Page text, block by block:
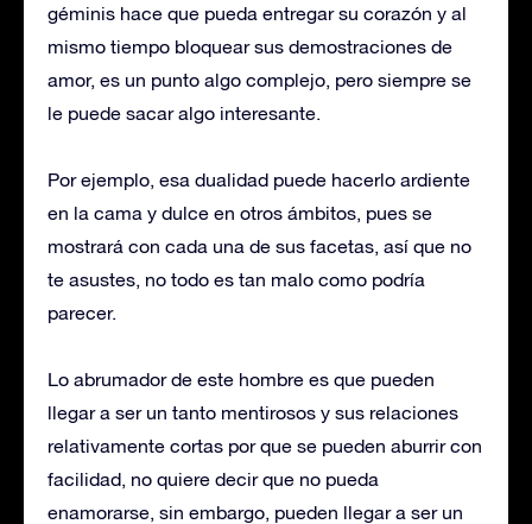
géminis hace que pueda entregar su corazón y al
mismo tiempo bloquear sus demostraciones de
amor, es un punto algo complejo, pero siempre se
le puede sacar algo interesante.
Por ejemplo, esa dualidad puede hacerlo ardiente
en la cama y dulce en otros ámbitos, pues se
mostrará con cada una de sus facetas, así que no
te asustes, no todo es tan malo como podría
parecer.
Lo abrumador de este hombre es que pueden
llegar a ser un tanto mentirosos y sus relaciones
relativamente cortas por que se pueden aburrir con
facilidad, no quiere decir que no pueda
enamorarse, sin embargo, pueden llegar a ser un